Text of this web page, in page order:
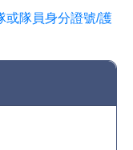
或隊員身分證號/護